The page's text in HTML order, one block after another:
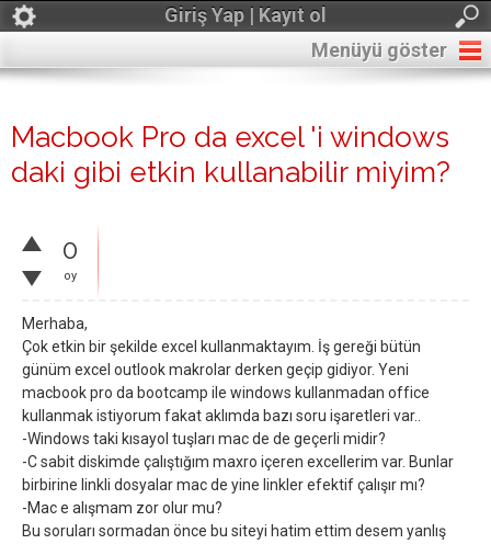
Giriş Yap | Kayıt ol
Menüyü göster
Macbook Pro da excel 'i windows
daki gibi etkin kullanabilir miyim?
0
oy
Merhaba,
Çok etkin bir şekilde excel kullanmaktayım. İş gereği bütün
günüm excel outlook makrolar derken geçip gidiyor. Yeni
macbook pro da bootcamp ile windows kullanmadan office
kullanmak istiyorum fakat aklımda bazı soru işaretleri var..
-Windows taki kısayol tuşları mac de de geçerli midir?
-C sabit diskimde çalıştığım maxro içeren excellerim var. Bunlar
birbirine linkli dosyalar mac de yine linkler efektif çalışır mı?
-Mac e alışmam zor olur mu?
Bu soruları sormadan önce bu siteyi hatim ettim desem yanlış